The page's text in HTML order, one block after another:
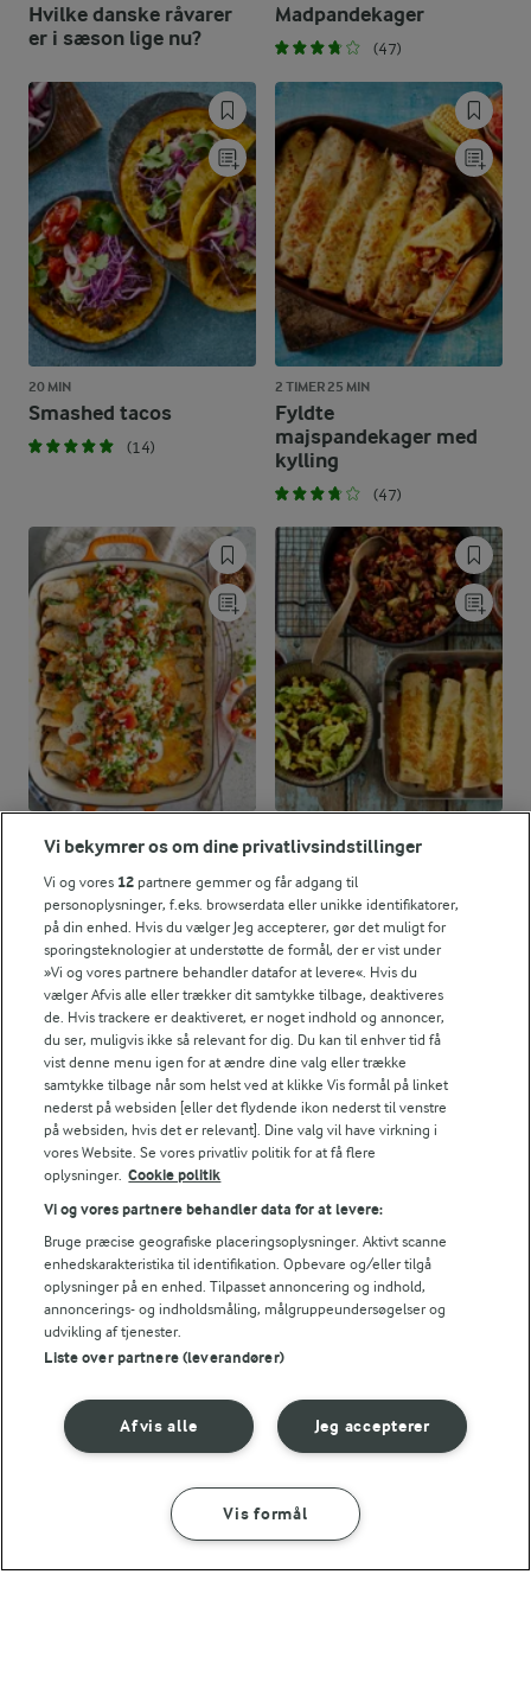
Hvilke danske råvarer
er i sæson lige nu?
Madpandekager
(47)
20 MIN
Smashed tacos
(14)
2 TIMER 25 MIN
Fyldte
majspandekager med
kylling
(47)
Enchiladas
(6)
Tortillas med
tomatsalsa
(25)
45 MIN
Lahmacun
(9)
45 MIN
Tacos med kylling
(88)
Vi bekymrer os om dine privatlivsindstillinger
Vi og vores 12 partnere gemmer og får adgang til
personoplysninger, f.eks. browserdata eller unikke identifikatorer,
på din enhed. Hvis du vælger Jeg accepterer, gør det muligt for
sporingsteknologier at understøtte de formål, der er vist under
»Vi og vores partnere behandler datafor at levere«. Hvis du
vælger Afvis alle eller trækker dit samtykke tilbage, deaktiveres
de. Hvis trackere er deaktiveret, er noget indhold og annoncer,
du ser, muligvis ikke så relevant for dig. Du kan til enhver tid få
vist denne menu igen for at ændre dine valg eller trække
samtykke tilbage når som helst ved at klikke Vis formål på linket
nederst på websiden [eller det flydende ikon nederst til venstre
på websiden, hvis det er relevant]. Dine valg vil have virkning i
vores Website. Se vores privatliv politik for at få flere
oplysninger. Cookie politik
Vi og vores partnere behandler data for at levere:
Bruge præcise geografiske placeringsoplysninger. Aktivt scanne
enhedskarakteristika til identifikation. Opbevare og/eller tilgå
oplysninger på en enhed. Tilpasset annoncering og indhold,
annoncerings- og indholdsmåling, målgruppeundersøgelser og
udvikling af tjenester.
Liste over partnere (leverandører)
Jeg accepterer
Afvis alle
Vis formål